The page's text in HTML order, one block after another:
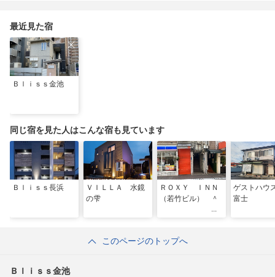
最近見た宿
Ｂｌｉｓｓ金池
同じ宿を見た人はこんな宿も見ています
Ｂｌｉｓｓ長浜
ＶＩＬＬＡ 水鏡
の雫
ＲＯＸＹ ＩＮＮ
（若竹ビル） ＾
ゲストハ
富士
このページのトップへ
Ｂｌｉｓｓ金池